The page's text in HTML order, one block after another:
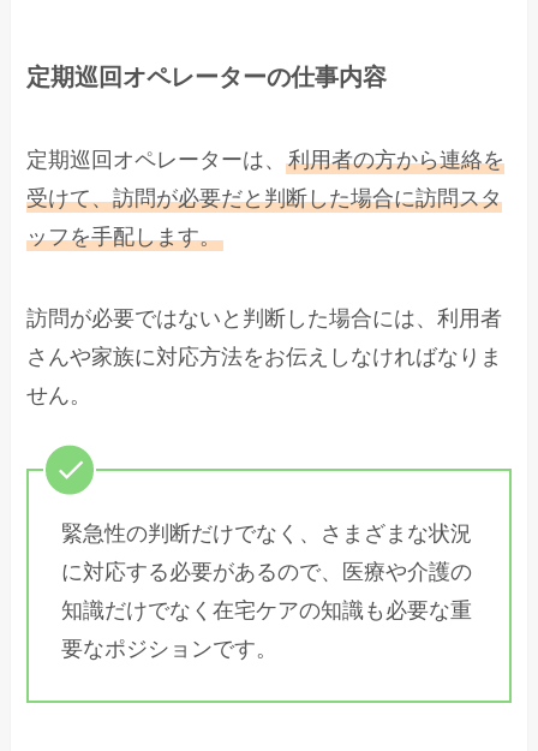
定期巡回オペレーターの仕事内容
定期巡回オペレーターは、利用者の方から連絡を
受けて、訪問が必要だと判断した場合に訪問スタ
ッフを手配します。
訪問が必要ではないと判断した場合には、利用者
さんや家族に対応方法をお伝えしなければなりま
せん。
緊急性の判断だけでなく、さまざまな状況
に対応する必要があるので、医療や介護の
知識だけでなく在宅ケアの知識も必要な重
要なポジションです。